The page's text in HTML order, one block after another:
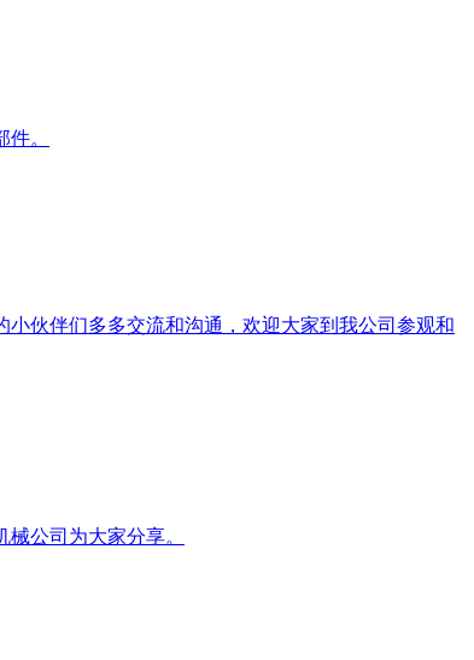
。
伙伴们多多交流和沟通，欢迎大家到我公司参观和
公司为大家分享。